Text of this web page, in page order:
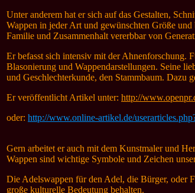
Unter anderem hat er sich auf das Gestalten,
Wappen in jeder Art und gewünschten Größe
Familie und Zusammenhalt vererbbar von
Er befasst sich intensiv mit der Ahnenforschung.
Blasonierung und Wappendarstellungen. Seine
und Geschlechterkunde, den Stammbaum. Dazu
Er veröffentlicht Artikel unter: http://
oder: http://www.online-artikel.de/
Gern arbeitet er auch mit dem Kunstmaler und
Wappen sind wichtige Symbole und Zeichen
Die Adelswappen für den Adel, die Bürger, oder
große kulturelle Bedeutung behalten.